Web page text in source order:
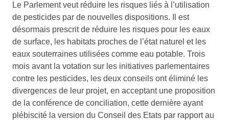
Le Parlement veut réduire les risques liés à l’utilisation
de pesticides par de nouvelles dispositions. Il est
désormais prescrit de réduire les risques pour les eaux
de surface, les habitats proches de l’état naturel et les
eaux souterraines utilisées comme eau potable. Trois
mois avant la votation sur les initiatives parlementaires
contre les pesticides, les deux conseils ont éliminé les
divergences de leur projet, en acceptant une proposition
de la conférence de conciliation, cette dernière ayant
plébiscité la version du Conseil des Etats par rapport au